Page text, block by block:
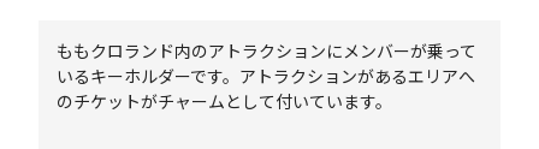
ももクロランド内のアトラクションにメンバーが乗って
いるキーホルダーです。アトラクションがあるエリアへ
のチケットがチャームとして付いています。